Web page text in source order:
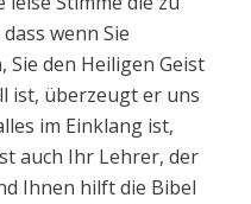
wenn Sie
den Heiligen Geist
ist, überzeugt er uns
im Einklang ist,
auch Ihr Lehrer, der
Ihnen hilft die Bibel